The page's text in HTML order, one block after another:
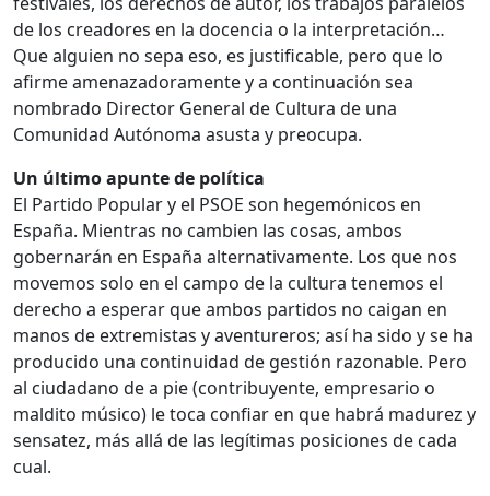
de los creadores en la docencia o la interpretación…
Que alguien no sepa eso, es justificable, pero que lo
afirme amenazadoramente y a continuación sea
nombrado Director General de Cultura de una
Comunidad Autónoma asusta y preocupa.
Un último apunte de política
El Partido Popular y el PSOE son hegemónicos en
España. Mientras no cambien las cosas, ambos
gobernarán en España alternativamente. Los que nos
movemos solo en el campo de la cultura tenemos el
derecho a esperar que ambos partidos no caigan en
manos de extremistas y aventureros; así ha sido y se ha
producido una continuidad de gestión razonable. Pero
al ciudadano de a pie (contribuyente, empresario o
maldito músico) le toca confiar en que habrá madurez y
sensatez, más allá de las legítimas posiciones de cada
cual.